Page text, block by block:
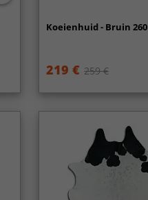
Koeienhuid - Bruin 260
219 € 259 €